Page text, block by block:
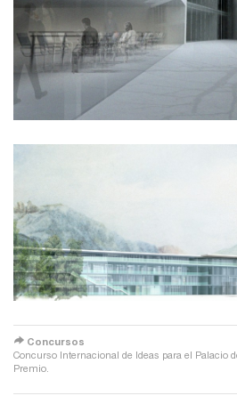
redirect Concursos
Concurso Internacional de Ideas para el Palacio
Premio.